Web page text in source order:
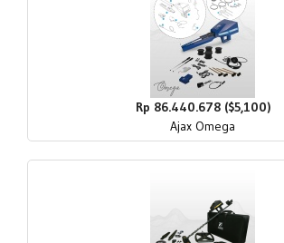
Rp 86.440.678 ($5,100)
Ajax Omega